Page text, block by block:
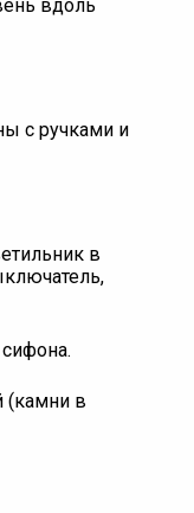
вдоль
с ручками и
в
(камни в